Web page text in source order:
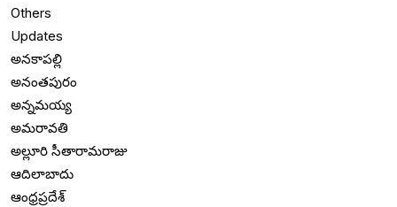
Others
Updates
అనకాపల్లి
అనంతపురం
అన్నమయ్య
అమరావతి
అల్లూరి సీతారామరాజు
ఆదిలాబాదు
ఆంధ్రప్రదేశ్